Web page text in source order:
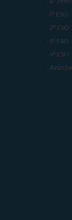
- 1º ESO
- 2º ESO
- 3º ESO
- 4º ESO
-